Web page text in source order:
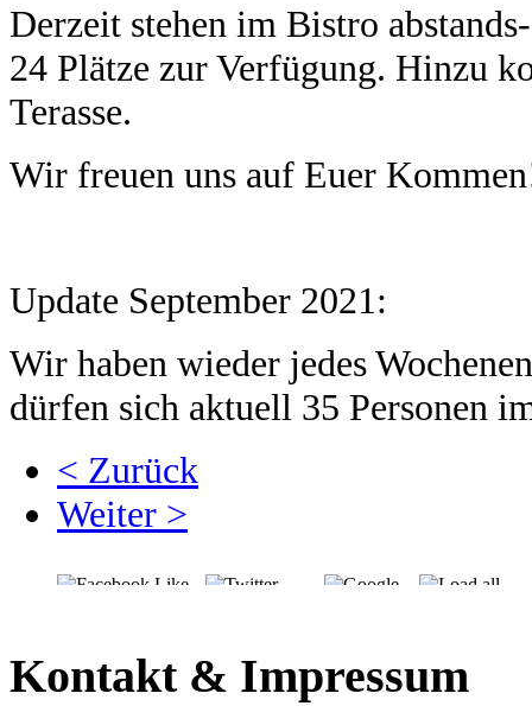
Derzeit stehen im Bistro
24 Plätze zur Verfügung. Hinzu
Terasse.
Wir freuen uns auf Euer
Update September 2021:
Wir haben wieder jedes
dürfen sich aktuell 35 Personen
< Zurück
Weiter >
Kontakt & Impressum